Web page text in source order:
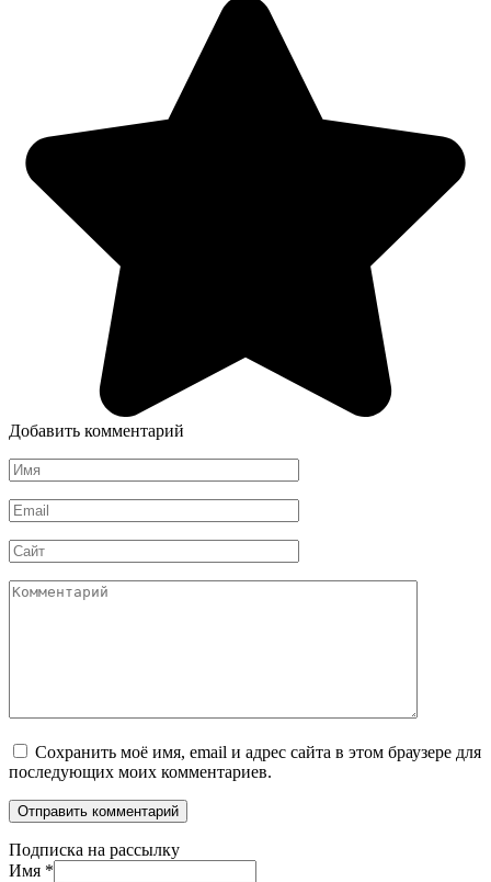
Добавить комментарий
Имя
*
Email
*
Сайт
Комментарий
Сохранить моё имя, email и адрес сайта в этом браузере для
последующих моих комментариев.
Подписка на рассылку
Имя *